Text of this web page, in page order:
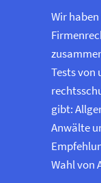
Wir
Tests
gibt:
Anwälte
Wahl von